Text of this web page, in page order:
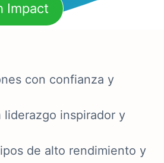
Impact
con confianza y
liderazgo inspirador y
de alto rendimiento y